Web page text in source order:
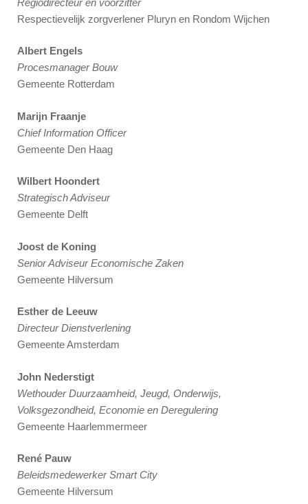
Respectievelijk zorgverlener Pluryn en Rondom Wijchen
Albert Engels
Procesmanager Bouw
Gemeente Rotterdam
Marijn Fraanje
Chief Information Officer
Gemeente Den Haag
Wilbert Hoondert
Strategisch Adviseur
Gemeente Delft
Joost de Koning
Senior Adviseur Economische Zaken
Gemeente Hilversum
Esther de Leeuw
Directeur Dienstverlening
Gemeente Amsterdam
John Nederstigt
Wethouder Duurzaamheid, Jeugd, Onderwijs,
Volksgezondheid, Economie en Deregulering
Gemeente Haarlemmermeer
René Pauw
Beleidsmedewerker Smart City
Gemeente Hilversum